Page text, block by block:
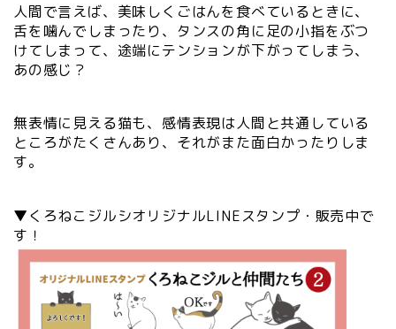
人間で言えば、美味しくごはんを食べているときに、
舌を噛んでしまったり、タンスの角に足の小指をぶつ
けてしまって、途端にテンションが下がってしまう、
あの感じ？
無表情に見える猫も、感情表現は人間と共通している
ところがたくさんあり、それがまた面白かったりしま
す。
▼くろねこジルシオリジナルLINEスタンプ・販売中で
す！